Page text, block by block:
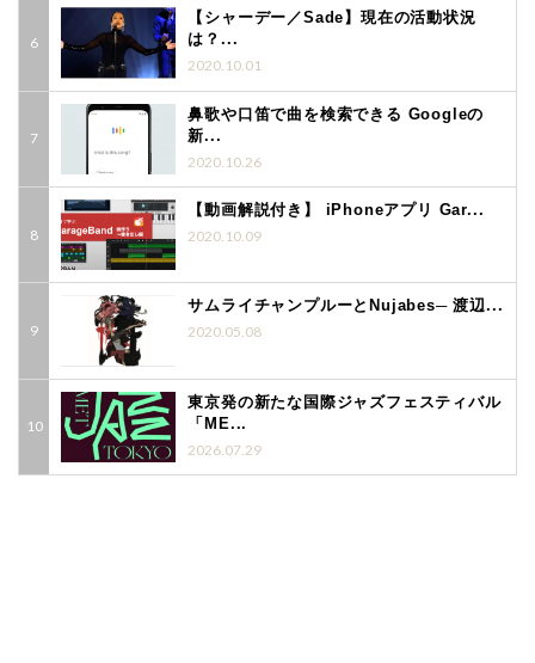
【シャーデー／Sade】現在の活動状況
は？...
2020.10.01
鼻歌や口笛で曲を検索できる Googleの
新...
2020.10.26
【動画解説付き】 iPhoneアプリ Gar...
2020.10.09
サムライチャンプルーとNujabes─ 渡辺...
2020.05.08
東京発の新たな国際ジャズフェスティバル
「ME...
2026.07.29